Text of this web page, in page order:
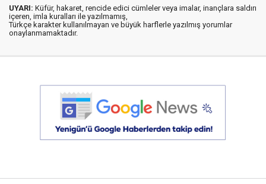
UYARI: Küfür, hakaret, rencide edici cümleler veya imalar, inançlara saldırı
içeren, imla kuralları ile yazılmamış,
Türkçe karakter kullanılmayan ve büyük harflerle yazılmış yorumlar
onaylanmamaktadır.